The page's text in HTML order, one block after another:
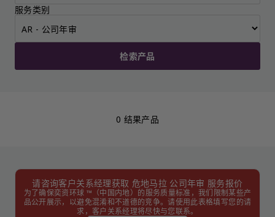
服务类别
检索产品
0 结果产品
请咨询客户关系经理获取 危地马拉 公司年审 服务报价
为了确保奕资环球 ™（中国内地）的服务质量标准，我们限制某些产
品公开展示，以避免混淆和不道德的竞争。请使用此表格填写您的请
求，客户关系经理将尽快与您联系。